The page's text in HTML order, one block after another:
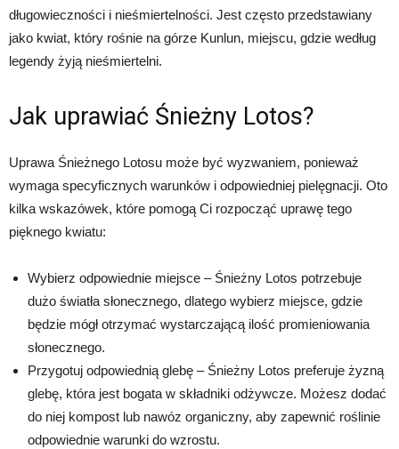
długowieczności i nieśmiertelności. Jest często przedstawiany
jako kwiat, który rośnie na górze Kunlun, miejscu, gdzie według
legendy żyją nieśmiertelni.
Jak uprawiać Śnieżny Lotos?
Uprawa Śnieżnego Lotosu może być wyzwaniem, ponieważ
wymaga specyficznych warunków i odpowiedniej pielęgnacji. Oto
kilka wskazówek, które pomogą Ci rozpocząć uprawę tego
pięknego kwiatu:
Wybierz odpowiednie miejsce – Śnieżny Lotos potrzebuje
dużo światła słonecznego, dlatego wybierz miejsce, gdzie
będzie mógł otrzymać wystarczającą ilość promieniowania
słonecznego.
Przygotuj odpowiednią glebę – Śnieżny Lotos preferuje żyzną
glebę, która jest bogata w składniki odżywcze. Możesz dodać
do niej kompost lub nawóz organiczny, aby zapewnić roślinie
odpowiednie warunki do wzrostu.